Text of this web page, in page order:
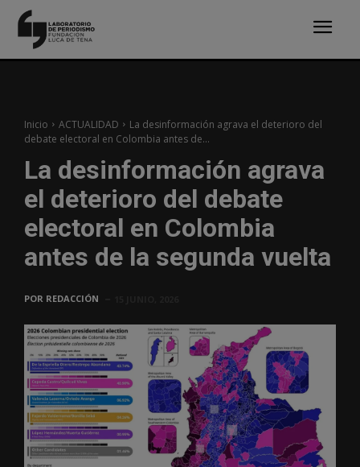
Inicio ACTUALIDAD
La desinformación agrava el deterioro del
debate electoral en Colombia antes de...
La desinformación agrava
el deterioro del debate
electoral en Colombia
antes de la segunda vuelta
POR REDACCIÓN